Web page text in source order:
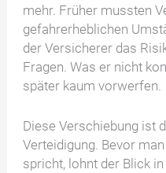
mehr. Früher mussten
gefahrerheblichen
der Versicherer das
Fragen. Was er nicht
später kaum vorwerfen.
Diese Verschiebung ist
Verteidigung. Bevor
spricht, lohnt der Blick